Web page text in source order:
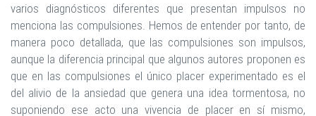
varios diagnósticos diferentes que presentan impulsos no
menciona las compulsiones. Hemos de entender por tanto, de
manera poco detallada, que las compulsiones son impulsos,
aunque la diferencia principal que algunos autores proponen es
que en las compulsiones el único placer experimentado es el
del alivio de la ansiedad que genera una idea tormentosa, no
suponiendo ese acto una vivencia de placer en sí mismo,